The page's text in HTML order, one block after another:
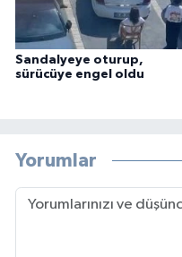
Sandalyeye oturup,
sürücüye engel oldu
Yorumlar